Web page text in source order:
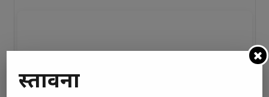
प्रस्तावना